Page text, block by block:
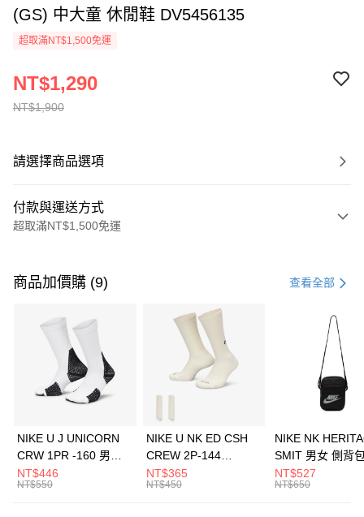
(GS) 中大童 休閒鞋 DV5456135
超取滿NT$1,500免運
NT$1,900
NT$1,290
請選擇商品選項
付款與運送方式
超取滿NT$1,500免運
信用卡一次付款
3 期 0 利率 每期 21家銀行
合作金庫商業銀行
第一商業銀行
華南商業銀行
彰化商業銀行
上海商業儲蓄銀行
元大商業銀行
Apple Pay
全盈+PAY
AFTEE先享後付
商品加價購 (9) 查看全部
NIKE U J UNICORN
CRW 1PR -160 男女
中統襪 FZ3393100
NT$446
NT$550
NIKE U NK ED CSH
CREW 2P-144
EMBRDY 男女 短統襪
FZ3073133
NT$365
NT$450
NIKE NK
SMIT 男女 側背
BA5871010
NT$527
NT$650